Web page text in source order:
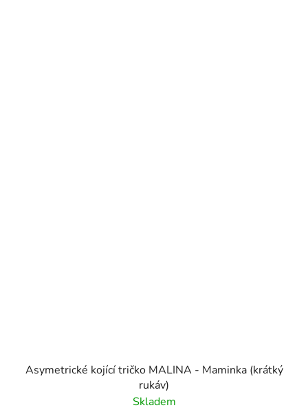
Asymetrické kojící tričko MALINA - Maminka (krátký
rukáv)
Skladem